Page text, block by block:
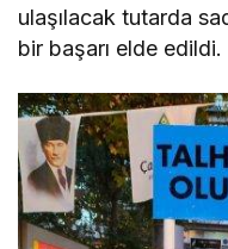
ulaşılacak tutarda
bir başarı elde edildi.